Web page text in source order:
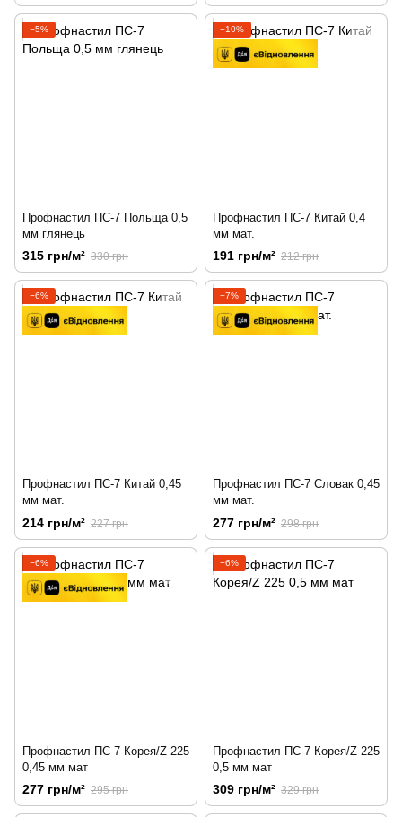
−5%
Профнастил ПС-7 Польща 0,5
мм глянець
315 грн/м² 330 грн
−10%
Профнастил ПС-7 Китай 0,4
мм мат.
191 грн/м² 212 грн
−6%
Профнастил ПС-7 Китай 0,45
мм мат.
214 грн/м² 227 грн
−7%
Профнастил ПС-7 Словак 0,45
мм мат.
277 грн/м² 298 грн
−6%
Профнастил ПС-7 Корея/Z 225
0,45 мм мат
277 грн/м² 295 грн
−6%
Профнастил ПС-7 Корея/Z 225
0,5 мм мат
309 грн/м² 329 грн